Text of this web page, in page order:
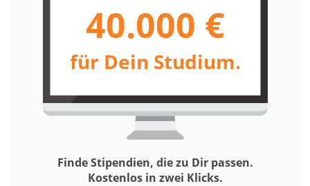
40.000 €
für Dein Studium.
Finde Stipendien, die zu Dir passen.
Kostenlos in zwei Klicks.